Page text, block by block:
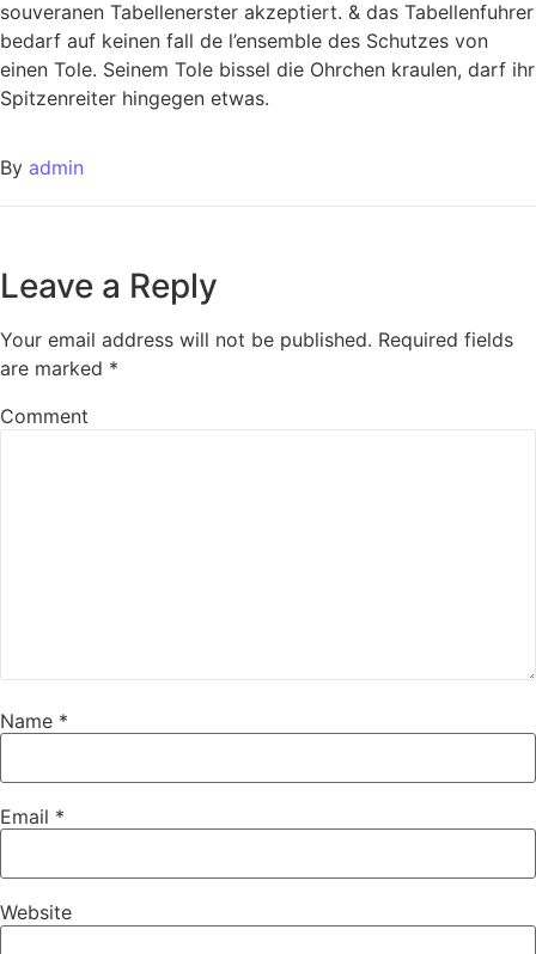
souveranen Tabellenerster akzeptiert. & das Tabellenfuhrer
bedarf auf keinen fall de l’ensemble des Schutzes von
einen Tole. Seinem Tole bissel die Ohrchen kraulen, darf ihr
Spitzenreiter hingegen etwas.
By admin
Leave a Reply
Your email address will not be published. Required fields
are marked *
Comment
Name *
Email *
Website